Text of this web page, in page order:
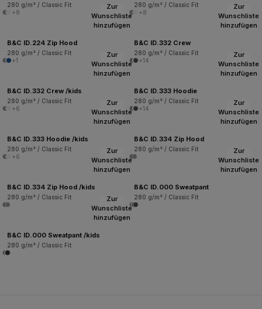
280 g/m² / Classic Fit
+8
280 g/m² / Classic Fit
+8
Zur
Wunschliste
hinzufügen
B&C ID.224 Zip Hood
280 g/m² / Classic Fit
+1
Zur
Wunschliste
hinzufügen
B&C ID.332 Crew
280 g/m² / Classic Fit
+14
Zur
Wunschliste
hinzufügen
B&C ID.332 Crew /kids
280 g/m² / Classic Fit
+6
Zur
Wunschliste
hinzufügen
B&C ID.333 Hoodie
280 g/m² / Classic Fit
+14
Zur
Wunschliste
hinzufügen
B&C ID.333 Hoodie /kids
280 g/m² / Classic Fit
+6
Zur
Wunschliste
hinzufügen
B&C ID.334 Zip Hood
280 g/m² / Classic Fit
Zur
Wunschliste
hinzufügen
B&C ID.334 Zip Hood /kids
280 g/m² / Classic Fit
Zur
Wunschliste
hinzufügen
B&C ID.000 Sweatpant
280 g/m² / Classic Fit
Zur
Wunschliste
hinzufügen
B&C ID.000 Sweatpant /kids
280 g/m² / Classic Fit